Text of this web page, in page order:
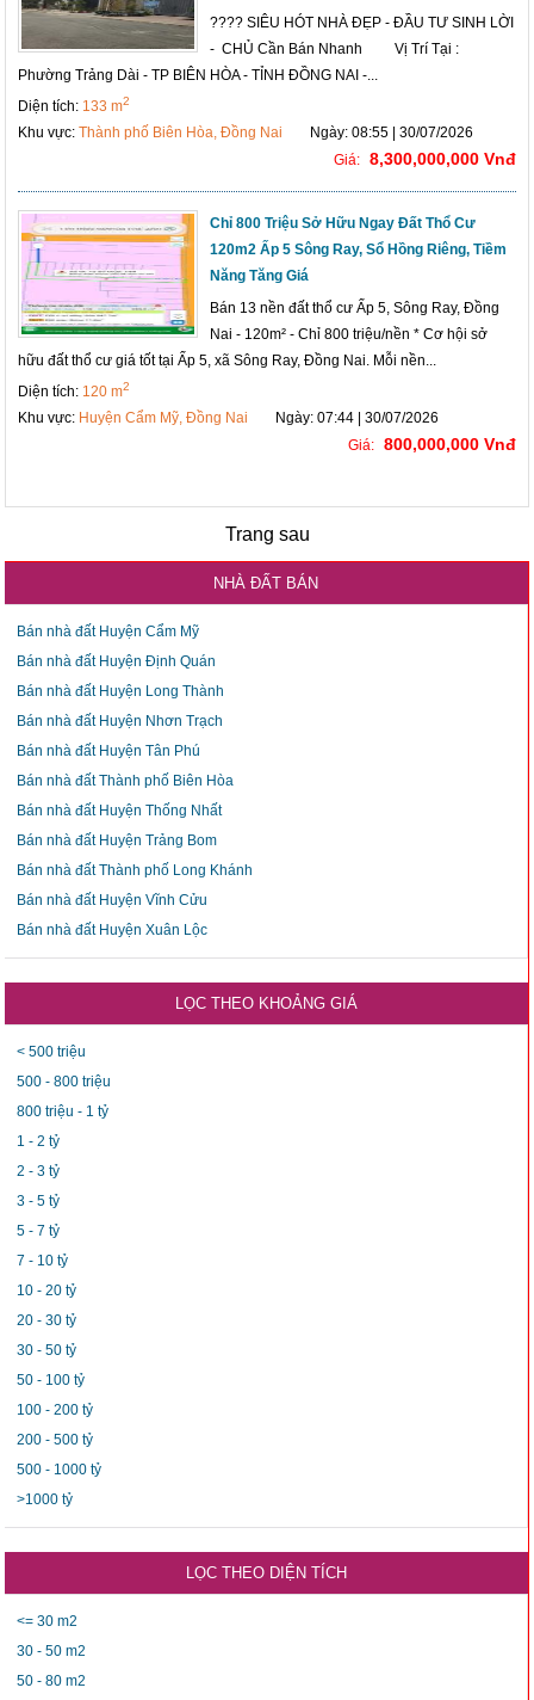
???? SIÊU HÓT NHÀ ĐẸP - ĐẦU TƯ SINH LỜI
- CHỦ Cần Bán Nhanh Vị Trí Tại :
Phường Trảng Dài - TP BIÊN HÒA - TỈNH ĐỒNG NAI -...
Diện tích: 133 m2
Khu vực:Thành phố Biên Hòa, Đồng Nai
Ngày: 08:55 | 30/07/2026
Giá: 8,300,000,000 Vnđ
Chỉ 800 Triệu Sở Hữu Ngay Đất Thổ Cư
120m2 Ấp 5 Sông Ray, Sổ Hồng Riêng, Tiềm
Năng Tăng Giá
Bán 13 nền đất thổ cư Ấp 5, Sông Ray, Đồng
Nai - 120m² - Chỉ 800 triệu/nền * Cơ hội sở
hữu đất thổ cư giá tốt tại Ấp 5, xã Sông Ray, Đồng Nai. Mỗi nền...
Diện tích: 120 m2
Khu vực: Huyện Cẩm Mỹ, Đồng Nai
Ngày: 07:44 | 30/07/2026
Giá: 800,000,000 Vnđ
Trang sau
NHÀ ĐẤT BÁN
Bán nhà đất Huyện Cẩm Mỹ
Bán nhà đất Huyện Định Quán
Bán nhà đất Huyện Long Thành
Bán nhà đất Huyện Nhơn Trạch
Bán nhà đất Huyện Tân Phú
Bán nhà đất Thành phố Biên Hòa
Bán nhà đất Huyện Thống Nhất
Bán nhà đất Huyện Trảng Bom
Bán nhà đất Thành phố Long Khánh
Bán nhà đất Huyện Vĩnh Cửu
Bán nhà đất Huyện Xuân Lộc
LỌC THEO KHOẢNG GIÁ
< 500 triệu
500 - 800 triệu
800 triệu - 1 tỷ
1 - 2 tỷ
2 - 3 tỷ
3 - 5 tỷ
5 - 7 tỷ
7 - 10 tỷ
10 - 20 tỷ
20 - 30 tỷ
30 - 50 tỷ
50 - 100 tỷ
100 - 200 tỷ
200 - 500 tỷ
500 - 1000 tỷ
>1000 tỷ
LỌC THEO DIỆN TÍCH
<= 30 m2
30 - 50 m2
50 - 80 m2